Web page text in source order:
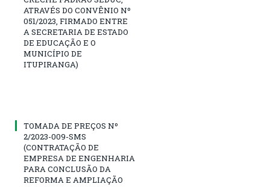
ATRAVÉS DO CONVÊNIO Nº
051/2023, FIRMADO ENTRE
A SECRETARIA DE ESTADO
DE EDUCAÇÃO E O
MUNICÍPIO DE
ITUPIRANGA)
TOMADA DE PREÇOS Nº
2/2023-009-SMS
(CONTRATAÇÃO DE
EMPRESA DE ENGENHARIA
PARA CONCLUSÃO DA
REFORMA E AMPLIAÇÃO